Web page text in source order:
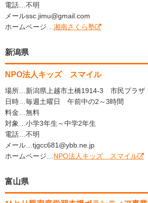
電話…不明
メールssc.jimu@gmail.com
ホームページ… 湘南さくら塾
新潟県
NPO法人キッズ スマイル
場所…新潟県上越市土橋1914-3 市民プラザ
日時…毎週土曜日 午前中の2～3時間
料金…無料
対象…小学3年生～中学2年生
電話…不明
メール…tjgcc681@ybb.ne.jp
ホームページ… NPO法人キッズ スマイル
富山県